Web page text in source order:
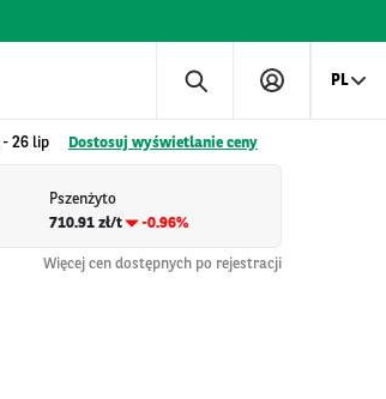
PL
- 26 lip Dostosuj wyświetlanie ceny
Pszenżyto
710.91 zł/t
-0.96%
Więcej cen dostępnych po rejestracji